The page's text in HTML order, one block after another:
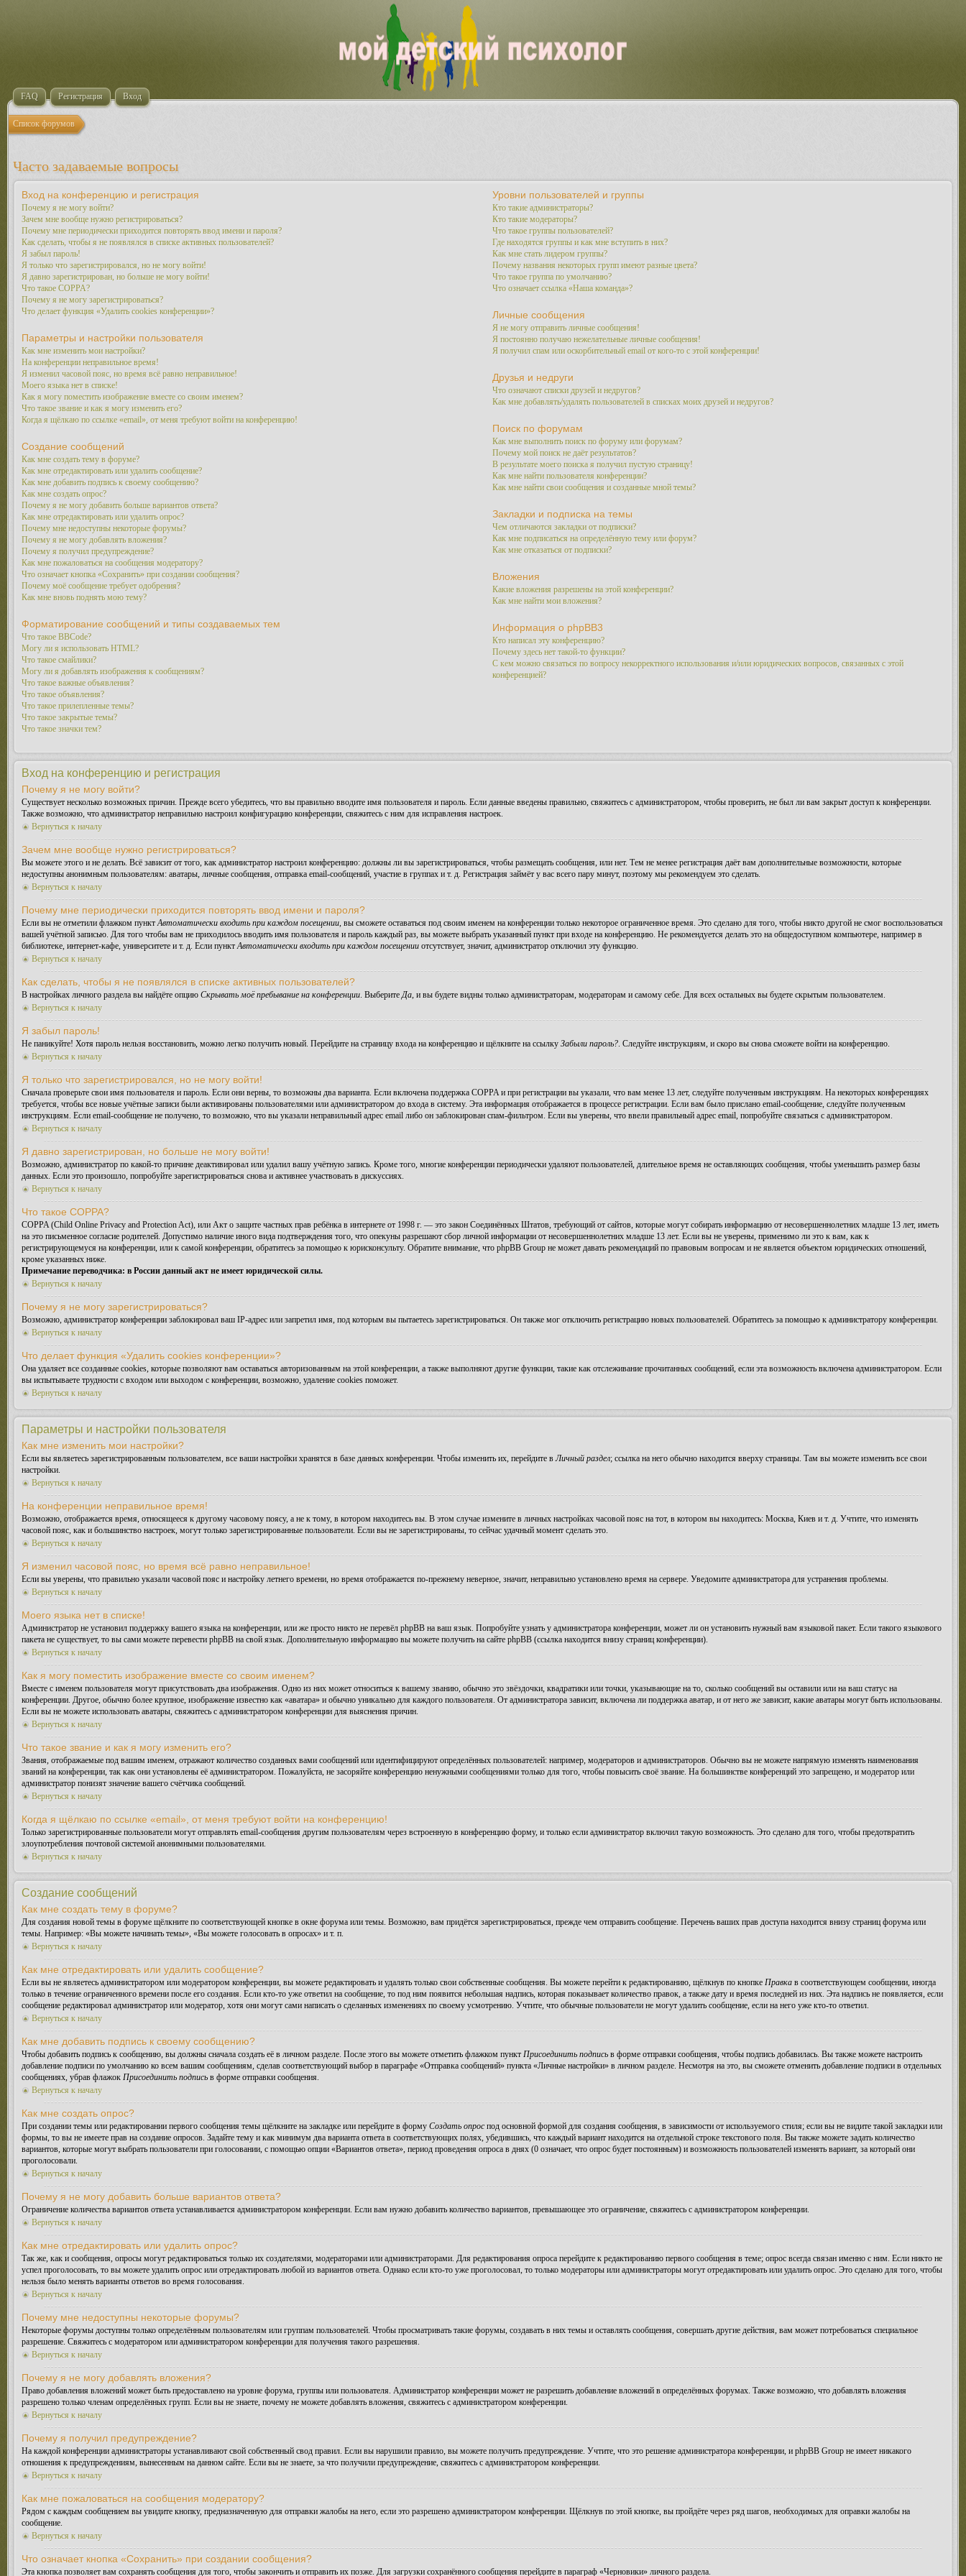
FAQ Регистрация Вход
Список форумов
Часто задаваемые вопросы
Вход на конференцию и регистрация
Почему я не могу войти?
Зачем мне вообще нужно регистрироваться?
Почему мне периодически приходится повторять ввод имени и пароля?
Как сделать, чтобы я не появлялся в списке активных пользователей?
Я забыл пароль!
Я только что зарегистрировался, но не могу войти!
Я давно зарегистрирован, но больше не могу войти!
Что такое COPPA?
Почему я не могу зарегистрироваться?
Что делает функция «Удалить cookies конференции»?
Параметры и настройки пользователя
Как мне изменить мои настройки?
На конференции неправильное время!
Я изменил часовой пояс, но время всё равно неправильное!
Моего языка нет в списке!
Как я могу поместить изображение вместе со своим именем?
Что такое звание и как я могу изменить его?
Когда я щёлкаю по ссылке «email», от меня требуют войти на конференцию!
Создание сообщений
Как мне создать тему в форуме?
Как мне отредактировать или удалить сообщение?
Как мне добавить подпись к своему сообщению?
Как мне создать опрос?
Почему я не могу добавить больше вариантов ответа?
Как мне отредактировать или удалить опрос?
Почему мне недоступны некоторые форумы?
Почему я не могу добавлять вложения?
Почему я получил предупреждение?
Как мне пожаловаться на сообщения модератору?
Что означает кнопка «Сохранить» при создании сообщения?
Почему моё сообщение требует одобрения?
Как мне вновь поднять мою тему?
Форматирование сообщений и типы создаваемых тем
Что такое BBCode?
Могу ли я использовать HTML?
Что такое смайлики?
Могу ли я добавлять изображения к сообщениям?
Что такое важные объявления?
Что такое объявления?
Что такое прилепленные темы?
Что такое закрытые темы?
Что такое значки тем?
Уровни пользователей и группы
Кто такие администраторы?
Кто такие модераторы?
Что такое группы пользователей?
Где находятся группы и как мне вступить в них?
Как мне стать лидером группы?
Почему названия некоторых групп имеют разные цвета?
Что такое группа по умолчанию?
Что означает ссылка «Наша команда»?
Личные сообщения
Я не могу отправить личные сообщения!
Я постоянно получаю нежелательные личные сообщения!
Я получил спам или оскорбительный email от кого-то с этой конференции!
Друзья и недруги
Что означают списки друзей и недругов?
Как мне добавлять/удалять пользователей в списках моих друзей и недругов?
Поиск по форумам
Как мне выполнить поиск по форуму или форумам?
Почему мой поиск не даёт результатов?
В результате моего поиска я получил пустую страницу!
Как мне найти пользователя конференции?
Как мне найти свои сообщения и созданные мной темы?
Закладки и подписка на темы
Чем отличаются закладки от подписки?
Как мне подписаться на определённую тему или форум?
Как мне отказаться от подписки?
Вложения
Какие вложения разрешены на этой конференции?
Как мне найти мои вложения?
Информация о phpBB3
Кто написал эту конференцию?
Почему здесь нет такой-то функции?
С кем можно связаться по вопросу некорректного использования и/или юридических вопросов, связанных с этой
конференцией?
Вход на конференцию и регистрация
Почему я не могу войти?
Существует несколько возможных причин. Прежде всего убедитесь, что вы правильно вводите имя пользователя и пароль. Если данные введены правильно, свяжитесь с администратором, чтобы проверить, не был ли вам закрыт доступ к конференции.
Также возможно, что администратор неправильно настроил конфигурацию конференции, свяжитесь с ним для исправления настроек.
Вернуться к началу
Зачем мне вообще нужно регистрироваться?
Вы можете этого и не делать. Всё зависит от того, как администратор настроил конференцию: должны ли вы зарегистрироваться, чтобы размещать сообщения, или нет. Тем не менее регистрация даёт вам дополнительные возможности, которые
недоступны анонимным пользователям: аватары, личные сообщения, отправка email-сообщений, участие в группах и т. д. Регистрация займёт у вас всего пару минут, поэтому мы рекомендуем это сделать.
Вернуться к началу
Почему мне периодически приходится повторять ввод имени и пароля?
Если вы не отметили флажком пунктАвтоматически входить при каждом посещении, вы сможете оставаться под своим именем на конференции только некоторое ограниченное время. Это сделано для того, чтобы никто другой не смог воспользоваться
вашей учётной записью. Для того чтобы вам не приходилось вводить имя пользователя и пароль каждый раз, вы можете выбрать указанный пункт при входе на конференцию. Не рекомендуется делать это на общедоступном компьютере, например в
библиотеке, интернет-кафе, университете и т. д. Если пунктАвтоматически входить при каждом посещении отсутствует, значит, администратор отключил эту функцию.
Вернуться к началу
Как сделать, чтобы я не появлялся в списке активных пользователей?
В настройках личного раздела вы найдёте опцию Скрывать моё пребывание на конференции. ВыберитеДа, и вы будете видны только администраторам, модераторам и самому себе. Для всех остальных вы будете скрытым пользователем.
Вернуться к началу
Я забыл пароль!
Не паникуйте! Хотя пароль нельзя восстановить, можно легко получить новый. Перейдите на страницу входа на конференцию и щёлкните на ссылку Забыли пароль?. Следуйте инструкциям, и скоро вы снова сможете войти на конференцию.
Вернуться к началу
Я только что зарегистрировался, но не могу войти!
Сначала проверьте свои имя пользователя и пароль. Если они верны, то возможны два варианта. Если включена поддержка COPPA и при регистрации вы указали, что вам менее 13 лет, следуйте полученным инструкциям. На некоторых конференциях
требуется, чтобы все новые учётные записи были активированы пользователями или администратором до входа в систему. Эта информация отображается в процессе регистрации. Если вам было прислано email-сообщение, следуйте полученным
инструкциям. Если email-сообщение не получено, то возможно, что вы указали неправильный адрес email либо он заблокирован спам-фильтром. Если вы уверены, что ввели правильный адрес email, попробуйте связаться с администратором.
Вернуться к началу
Я давно зарегистрирован, но больше не могу войти!
Возможно, администратор по какой-то причине деактивировал или удалил вашу учётную запись. Кроме того, многие конференции периодически удаляют пользователей, длительное время не оставляющих сообщения, чтобы уменьшить размер базы
данных. Если это произошло, попробуйте зарегистрироваться снова и активнее участвовать в дискуссиях.
Вернуться к началу
Что такое COPPA?
COPPA (Child Online Privacy and Protection Act), или Акт о защите частных прав ребёнка в интернете от 1998 г. — это закон Соединённых Штатов, требующий от сайтов, которые могут собирать информацию от несовершеннолетних младше 13 лет, иметь
на это письменное согласие родителей. Допустимо наличие иного вида подтверждения того, что опекуны разрешают сбор личной информации от несовершеннолетних младше 13 лет. Если вы не уверены, применимо ли это к вам, как к
регистрирующемуся на конференции, или к самой конференции, обратитесь за помощью к юрисконсульту. Обратите внимание, что phpBB Group не может давать рекомендаций по правовым вопросам и не является объектом юридических отношений,
кроме указанных ниже.
Примечание переводчика: в России данный акт не имеет юридической силы.
Вернуться к началу
Почему я не могу зарегистрироваться?
Возможно, администратор конференции заблокировал ваш IP-адрес или запретил имя, под которым вы пытаетесь зарегистрироваться. Он также мог отключить регистрацию новых пользователей. Обратитесь за помощью к администратору конференции.
Вернуться к началу
Что делает функция «Удалить cookies конференции»?
Она удаляет все созданные cookies, которые позволяют вам оставаться авторизованным на этой конференции, а также выполняют другие функции, такие как отслеживание прочитанных сообщений, если эта возможность включена администратором. Если
вы испытываете трудности с входом или выходом с конференции, возможно, удаление cookies поможет.
Вернуться к началу
Параметры и настройки пользователя
Как мне изменить мои настройки?
Если вы являетесь зарегистрированным пользователем, все ваши настройки хранятся в базе данных конференции. Чтобы изменить их, перейдите вЛичный раздел; ссылка на него обычно находится вверху страницы. Там вы можете изменить все свои
настройки.
Вернуться к началу
На конференции неправильное время!
Возможно, отображается время, относящееся к другому часовому поясу, а не к тому, в котором находитесь вы. В этом случае измените в личных настройках часовой пояс на тот, в котором вы находитесь: Москва, Киев и т. д. Учтите, что изменять
часовой пояс, как и большинство настроек, могут только зарегистрированные пользователи. Если вы не зарегистрированы, то сейчас удачный момент сделать это.
Вернуться к началу
Я изменил часовой пояс, но время всё равно неправильное!
Если вы уверены, что правильно указали часовой пояс и настройку летнего времени, но время отображается по-прежнему неверное, значит, неправильно установлено время на сервере. Уведомите администратора для устранения проблемы.
Вернуться к началу
Моего языка нет в списке!
Администратор не установил поддержку вашего языка на конференции, или же просто никто не перевёл phpBB на ваш язык. Попробуйте узнать у администратора конференции, может ли он установить нужный вам языковой пакет. Если такого языкового
пакета не существует, то вы сами можете перевести phpBB на свой язык. Дополнительную информацию вы можете получить на сайте phpBB (ссылка находится внизу страниц конференции).
Вернуться к началу
Как я могу поместить изображение вместе со своим именем?
Вместе с именем пользователя могут присутствовать два изображения. Одно из них может относиться к вашему званию, обычно это звёздочки, квадратики или точки, указывающие на то, сколько сообщений вы оставили или на ваш статус на
конференции. Другое, обычно более крупное, изображение известно как «аватара» и обычно уникально для каждого пользователя. От администратора зависит, включена ли поддержка аватар, и от него же зависит, какие аватары могут быть использованы.
Если вы не можете использовать аватары, свяжитесь с администратором конференции для выяснения причин.
Вернуться к началу
Что такое звание и как я могу изменить его?
Звания, отображаемые под вашим именем, отражают количество созданных вами сообщений или идентифицируют определённых пользователей: например, модераторов и администраторов. Обычно вы не можете напрямую изменять наименования
званий на конференции, так как они установлены её администратором. Пожалуйста, не засоряйте конференцию ненужными сообщениями только для того, чтобы повысить своё звание. На большинстве конференций это запрещено, и модератор или
администратор понизят значение вашего счётчика сообщений.
Вернуться к началу
Когда я щёлкаю по ссылке «email», от меня требуют войти на конференцию!
Только зарегистрированные пользователи могут отправлять email-сообщения другим пользователям через встроенную в конференцию форму, и только если администратор включил такую возможность. Это сделано для того, чтобы предотвратить
злоупотребления почтовой системой анонимными пользователями.
Вернуться к началу
Создание сообщений
Как мне создать тему в форуме?
Для создания новой темы в форуме щёлкните по соответствующей кнопке в окне форума или темы. Возможно, вам придётся зарегистрироваться, прежде чем отправить сообщение. Перечень ваших прав доступа находится внизу страниц форума или
темы. Например: «Вы можете начинать темы», «Вы можете голосовать в опросах» и т. п.
Вернуться к началу
Как мне отредактировать или удалить сообщение?
Если вы не являетесь администратором или модератором конференции, вы можете редактировать и удалять только свои собственные сообщения. Вы можете перейти к редактированию, щёлкнув по кнопке Правка в соответствующем сообщении, иногда
только в течение ограниченного времени после его создания. Если кто-то уже ответил на сообщение, то под ним появится небольшая надпись, которая показывает количество правок, а также дату и время последней из них. Эта надпись не появляется, если
сообщение редактировал администратор или модератор, хотя они могут сами написать о сделанных изменениях по своему усмотрению. Учтите, что обычные пользователи не могут удалить сообщение, если на него уже кто-то ответил.
Вернуться к началу
Как мне добавить подпись к своему сообщению?
Чтобы добавить подпись к сообщению, вы должны сначала создать её в личном разделе. После этого вы можете отметить флажком пункт Присоединить подпись в форме отправки сообщения, чтобы подпись добавилась. Вы также можете настроить
добавление подписи по умолчанию ко всем вашим сообщениям, сделав соответствующий выбор в параграфе «Отправка сообщений» пункта «Личные настройки» в личном разделе. Несмотря на это, вы сможете отменить добавление подписи в отдельных
сообщениях, убрав флажок Присоединить подпись в форме отправки сообщения.
Вернуться к началу
Как мне создать опрос?
При создании темы или редактировании первого сообщения темы щёлкните на закладке или перейдите в форму Создать опроспод основной формой для создания сообщения, в зависимости от используемого стиля; если вы не видите такой закладки или
формы, то вы не имеете прав на создание опросов. Задайте тему и как минимум два варианта ответа в соответствующих полях, убедившись, что каждый вариант находится на отдельной строке текстового поля. Вы также можете задать количество
вариантов, которые могут выбрать пользователи при голосовании, с помощью опции «Вариантов ответа», период проведения опроса в днях (0 означает, что опрос будет постоянным) и возможность пользователей изменять вариант, за который они
проголосовали.
Вернуться к началу
Почему я не могу добавить больше вариантов ответа?
Ограничение количества вариантов ответа устанавливается администратором конференции. Если вам нужно добавить количество вариантов, превышающее это ограничение, свяжитесь с администратором конференции.
Вернуться к началу
Как мне отредактировать или удалить опрос?
Так же, как и сообщения, опросы могут редактироваться только их создателями, модераторами или администраторами. Для редактирования опроса перейдите к редактированию первого сообщения в теме; опрос всегда связан именно с ним. Если никто не
успел проголосовать, то вы можете удалить опрос или отредактировать любой из вариантов ответа. Однако если кто-то уже проголосовал, то только модераторы или администраторы могут отредактировать или удалить опрос. Это сделано для того, чтобы
нельзя было менять варианты ответов во время голосования.
Вернуться к началу
Почему мне недоступны некоторые форумы?
Некоторые форумы доступны только определённым пользователям или группам пользователей. Чтобы просматривать такие форумы, создавать в них темы и оставлять сообщения, совершать другие действия, вам может потребоваться специальное
разрешение. Свяжитесь с модератором или администратором конференции для получения такого разрешения.
Вернуться к началу
Почему я не могу добавлять вложения?
Право добавления вложений может быть предоставлено на уровне форума, группы или пользователя. Администратор конференции может не разрешить добавление вложений в определённых форумах. Также возможно, что добавлять вложения
разрешено только членам определённых групп. Если вы не знаете, почему не можете добавлять вложения, свяжитесь с администратором конференции.
Вернуться к началу
Почему я получил предупреждение?
На каждой конференции администраторы устанавливают свой собственный свод правил. Если вы нарушили правило, вы можете получить предупреждение. Учтите, что это решение администратора конференции, и phpBB Group не имеет никакого
отношения к предупреждениям, вынесенным на данном сайте. Если вы не знаете, за что получили предупреждение, свяжитесь с администратором конференции.
Вернуться к началу
Как мне пожаловаться на сообщения модератору?
Рядом с каждым сообщением вы увидите кнопку, предназначенную для отправки жалобы на него, если это разрешено администратором конференции. Щёлкнув по этой кнопке, вы пройдёте через ряд шагов, необходимых для оправки жалобы на
сообщение.
Вернуться к началу
Что означает кнопка «Сохранить» при создании сообщения?
Эта кнопка позволяет вам сохранять сообщения для того, чтобы закончить и отправить их позже. Для загрузки сохранённого сообщения перейдите в параграф «Черновики» личного раздела.